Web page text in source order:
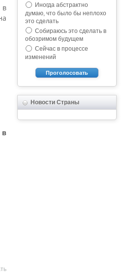
в
в
Иногда абстрактно
думаю, что было бы неплохо
это сделать
Собираюсь это сделать в
обозримом будущем
Сейчас в процессе
изменений
Проголосовать
Новости Страны